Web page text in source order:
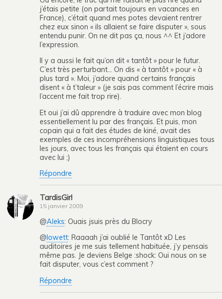
j’étais petite (on partait toujours en vacances en
France), c’était quand mes potes devaient rentrer
chez eux sinon « ils allaient se faire disputer », sous
entendu punir. On ne dit pas ça, nous ^^ Et j’adore
l’expression.
Il y a aussi le fait qu’on dit « tantôt » pour le futur.
C’est très perturbant… On dis « à tantôt » pour « à
plus tard ». Moi, j’adore quand certains français
disent « à t’taleur » (je sais pas comment l’écrire mais
l’accent me fait trop rire).
Et oui j’ai dû apprendre à traduire avec mon blog
essentiellement lu par des français. Et puis, mon
copain qui a fait des études de kiné, avait des
exemples de ces incompréhensions linguistiques tous
les jours, avec tous les français qui étaient en cours
avec lui ;)
Répondre
TardisGirl
15 janvier 2009
@Aleks: Ouais jsuis près du Blocry
@lowett: Raaaah j’ai oublié le Tantôt xD Les
auditoires je me suis tellement habituée, j’y pensais
même pas. Je deviens Belge :shock: Oui nous on se
fait disputer, vous c’est comment ?
Répondre